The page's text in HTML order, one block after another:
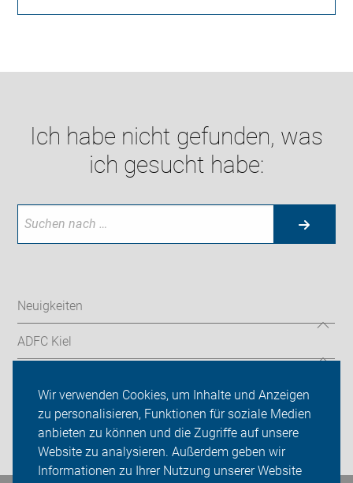
Wir verwenden Cookies, um Inhalte und Anzeigen
zu personalisieren, Funktionen für soziale Medien
anbieten zu können und die Zugriffe auf unsere
Website zu analysieren. Außerdem geben wir
Informationen zu Ihrer Nutzung unserer Website
Ich habe nicht gefunden, was
ich gesucht habe:
Neuigkeiten
ADFC Kiel
Presse
Login